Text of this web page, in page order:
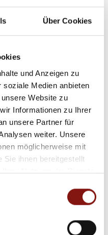
Über Cookies
und Anzeigen zu
soziale Medien anbieten
Website zu
Informationen zu Ihrer
unsere Partner für
weiter. Unsere
möglicherweise mit
Sie ihnen bereitgestellt
Nutzung der Dienste
Kellberg